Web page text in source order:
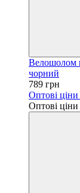
Велошолом
чорний
789 грн
Оптові ціни
Оптові ціни